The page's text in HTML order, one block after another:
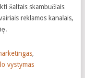
šaltais skambučiais
reklamos kanalais,
,
vystymas